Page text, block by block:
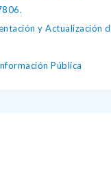
y Actualización
Pública